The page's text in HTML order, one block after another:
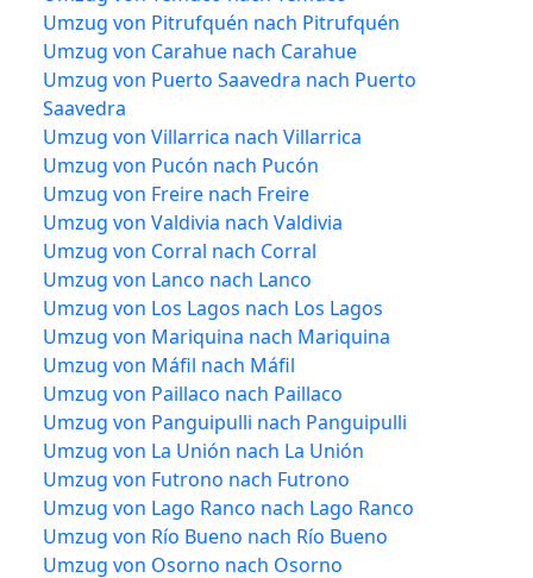
Umzug von Pitrufquén nach Pitrufquén
Umzug von Carahue nach Carahue
Umzug von Puerto Saavedra nach Puerto
Saavedra
Umzug von Villarrica nach Villarrica
Umzug von Pucón nach Pucón
Umzug von Freire nach Freire
Umzug von Valdivia nach Valdivia
Umzug von Corral nach Corral
Umzug von Lanco nach Lanco
Umzug von Los Lagos nach Los Lagos
Umzug von Mariquina nach Mariquina
Umzug von Máfil nach Máfil
Umzug von Paillaco nach Paillaco
Umzug von Panguipulli nach Panguipulli
Umzug von La Unión nach La Unión
Umzug von Futrono nach Futrono
Umzug von Lago Ranco nach Lago Ranco
Umzug von Río Bueno nach Río Bueno
Umzug von Osorno nach Osorno